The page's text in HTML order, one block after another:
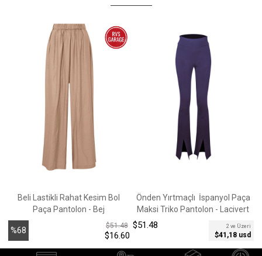
Beli Lastikli Rahat Kesim Bol
Paça Pantolon - Bej
%68
İndirim
$16.60
$51.48
Önden Yırtmaçlı İspanyol Paça
Maksi Triko Pantolon - Lacivert
$51.48 2 ve Üzeri
$41,18 usd